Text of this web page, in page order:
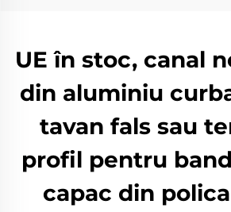
UE în stoc, canal
din aluminiu
tavan fals sau
profil pentru
capac din